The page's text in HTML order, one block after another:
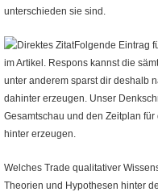
unterschieden sie sind.
Folgende Eintrag
im Artikel. Respons kannst die
unter anderem sparst dir deshalb
dahinter erzeugen. Unser
Gesamtschau und den Zeitplan
hinter erzeugen.
Welches Trade qualitativer
Theorien und Hypothesen hinter